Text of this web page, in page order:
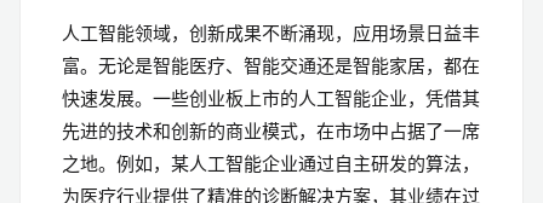
人工智能领域，创新成果不断涌现，应用场景日益丰
富。无论是智能医疗、智能交通还是智能家居，都在
快速发展。一些创业板上市的人工智能企业，凭借其
先进的技术和创新的商业模式，在市场中占据了一席
之地。例如，某人工智能企业通过自主研发的算法，
为医疗行业提供了精准的诊断解决方案，其业绩在过